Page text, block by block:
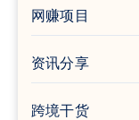
网赚项目
资讯分享
跨境干货